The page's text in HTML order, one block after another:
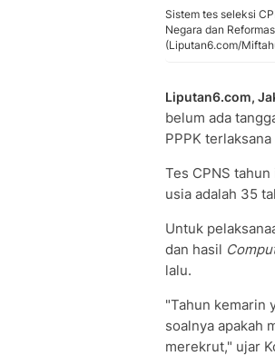
Sistem tes seleksi
Negara dan
(Liputan6.com/
Liputan6.com,
belum ada
PPPK
Tes CPNS
usia adalah 35
Untuk
dan hasil
lalu.
"Tahun kemarin
soalnya apakah
merekrut," ujar